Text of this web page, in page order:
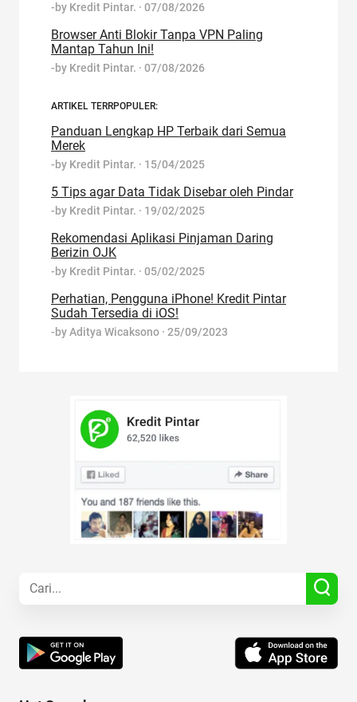
-by Kredit Pintar. · 07/08/2026
Browser Anti Blokir Tanpa VPN Paling
Mantap Tahun Ini!
-by Kredit Pintar. · 07/08/2026
ARTIKEL TERRPOPULER:
Panduan Lengkap HP Terbaik dari Semua
Merek
-by Kredit Pintar. · 15/04/2025
5 Tips agar Data Tidak Disebar oleh Pindar
-by Kredit Pintar. · 19/02/2025
Rekomendasi Aplikasi Pinjaman Daring
Berizin OJK
-by Kredit Pintar. · 05/02/2025
Perhatian, Pengguna iPhone! Kredit Pintar
Sudah Tersedia di iOS!
-byAditya Wicaksono · 25/09/2023